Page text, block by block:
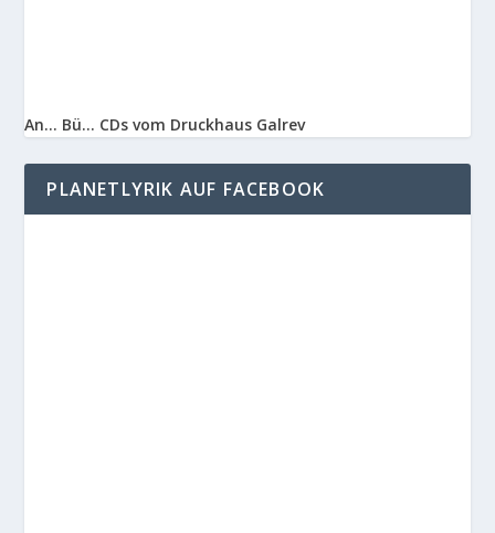
An… Bü… CDs vom Druckhaus Galrev
PLANETLYRIK AUF FACEBOOK